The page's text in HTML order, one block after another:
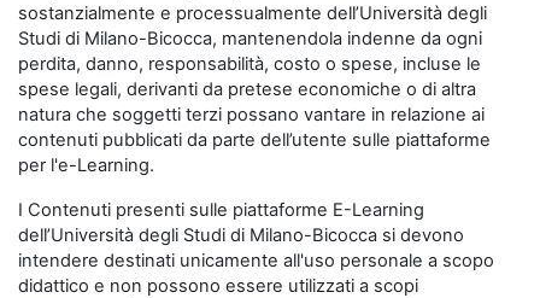
sostanzialmente e processualmente dell’Università degli
Studi di Milano-Bicocca, mantenendola indenne da ogni
perdita, danno, responsabilità, costo o spese, incluse le
spese legali, derivanti da pretese economiche o di altra
natura che soggetti terzi possano vantare in relazione ai
contenuti pubblicati da parte dell’utente sulle piattaforme
per l'e-Learning.
I Contenuti presenti sulle piattaforme E-Learning
dell’Università degli Studi di Milano-Bicocca si devono
intendere destinati unicamente all'uso personale a scopo
didattico e non possono essere utilizzati a scopi